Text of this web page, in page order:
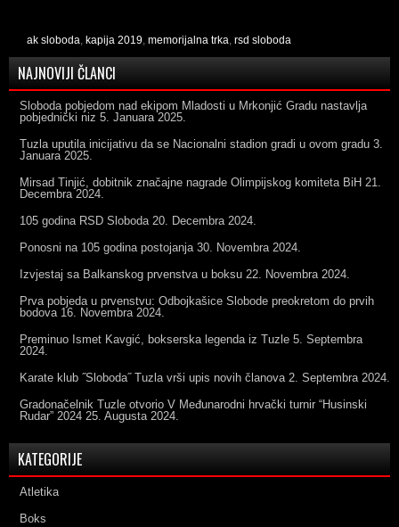
ak sloboda kapija 2019 memorijalna trka rsd sloboda
NAJNOVIJI ČLANCI
Sloboda pobjedom nad ekipom Mladosti u Mrkonjić Gradu nastavlja
pobjednički niz 5. Januara 2025.
Tuzla uputila inicijativu da se Nacionalni stadion gradi u ovom gradu 3.
Januara 2025.
Mirsad Tinjić, dobitnik značajne nagrade Olimpijskog komiteta BiH 21.
Decembra 2024.
105 godina RSD Sloboda 20. Decembra 2024.
Ponosni na 105 godina postojanja 30. Novembra 2024.
Izvjestaj sa Balkanskog prvenstva u boksu 22. Novembra 2024.
Prva pobjeda u prvenstvu: Odbojkašice Slobode preokretom do prvih
bodova 16. Novembra 2024.
Preminuo Ismet Kavgić, bokserska legenda iz Tuzle 5. Septembra
2024.
Karate klub ˝Sloboda˝ Tuzla vrši upis novih članova 2. Septembra 2024.
Gradonačelnik Tuzle otvorio V Međunarodni hrvački turnir “Husinski
Rudar” 2024 25. Augusta 2024.
KATEGORIJE
Atletika
Boks